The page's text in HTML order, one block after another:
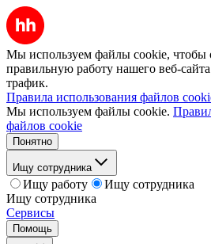
Мы используем файлы cookie, чтобы
правильную работу нашего веб-
трафик.
Правила использования файлов
Мы используем файлы cookie.
файлов cookie
Понятно
Ищу сотрудника
Ищу работу
Ищу сотрудника
Ищу сотрудника
Сервисы
Помощь